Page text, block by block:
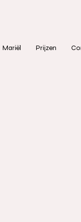
Mariël Prijzen